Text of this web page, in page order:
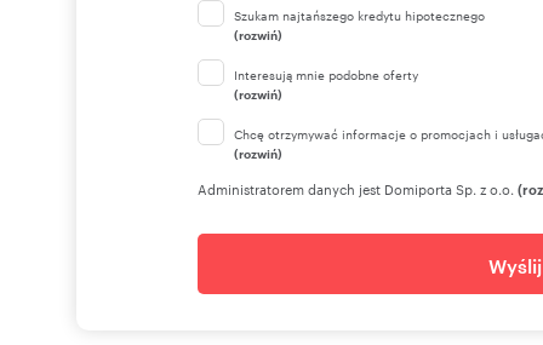
Szukam najtańszego kredytu hipotecznego
(rozwiń)
Interesują mnie podobne oferty
(rozwiń)
Chcę otrzymywać informacje o promocjach i
(rozwiń)
Administratorem danych jest Domiporta Sp. z o.o.